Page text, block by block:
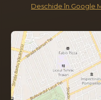
Deschide în Google